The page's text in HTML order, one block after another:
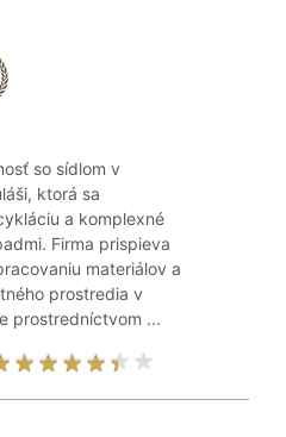
so sídlom v
ktorá sa
a komplexné
Firma prispieva
materiálov a
prostredia v
prostredníctvom ...